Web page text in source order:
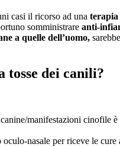
casi il ricorso ad una
somministrare anti-
a quelle dell’uomo,
tosse dei canili?
manifestazioni cinofile
oculo-nasale per riceve le